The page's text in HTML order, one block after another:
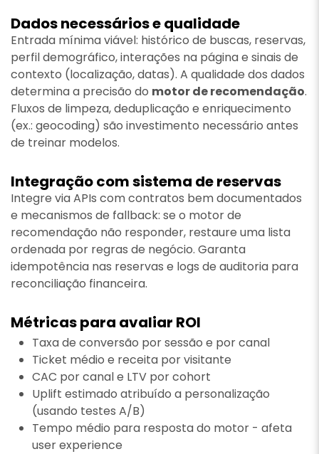
Dados necessários e qualidade
Entrada mínima viável: histórico de buscas, reservas,
perfil demográfico, interações na página e sinais de
contexto (localização, datas). A qualidade dos dados
determina a precisão do motor de recomendação.
Fluxos de limpeza, deduplicação e enriquecimento
(ex.: geocoding) são investimento necessário antes
de treinar modelos.
Integração com sistema de reservas
Integre via APIs com contratos bem documentados
e mecanismos de fallback: se o motor de
recomendação não responder, restaure uma lista
ordenada por regras de negócio. Garanta
idempotência nas reservas e logs de auditoria para
reconciliação financeira.
Métricas para avaliar ROI
Taxa de conversão por sessão e por canal
Ticket médio e receita por visitante
CAC por canal e LTV por cohort
Uplift estimado atribuído a personalização
(usando testes A/B)
Tempo médio para resposta do motor - afeta
user experience